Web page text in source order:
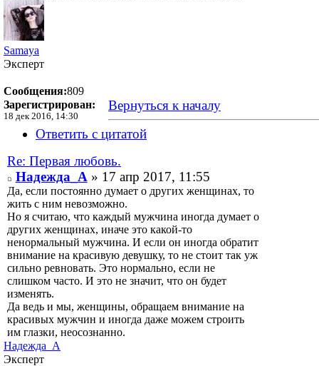
Samaya
Эксперт
Сообщения:809
Зарегистрирован:
18 дек 2016, 14:30
Вернуться к началу
Ответить с цитатой
Re: Первая любовь.
Надежда_А » 17 апр 2017, 11:55
Да, если постоянно думает о других женщинах, то
жить с ним невозможно.
Но я считаю, что каждый мужчина иногда думает о
других женщинах, иначе это какой-то
ненормальный мужчина. И если он иногда обратит
внимание на красивую девушку, то не стоит так уж
сильно ревновать. Это нормально, если не
слишком часто. И это не значит, что он будет
изменять.
Да ведь и мы, женщины, обращаем внимание на
красивых мужчин и иногда даже можем строить
им глазки, неосознанно.
Надежда_А
Эксперт